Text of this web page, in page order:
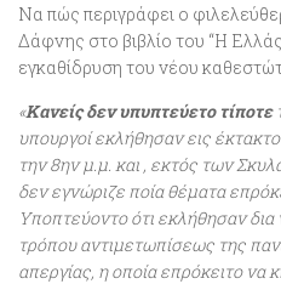
Να πώς περιγράφει ο
Δάφνης στο βιβλίο του “Η
εγκαθίδρυση του νέου
«Κανείς δεν υπυπτεύετο τίποτε
υπουργοί εκλήθησαν εις
την 8ην μ.μ. και , εκτός των
δεν εγνώριζε ποία θέματα
Υποπτεύοντο ότι εκλήθησαν
τρόπου αντιμετωπίσεως της
απεργίας, η οποία επρόκειτο να